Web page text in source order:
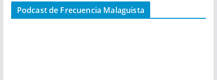
Podcast de Frecuencia Malaguista